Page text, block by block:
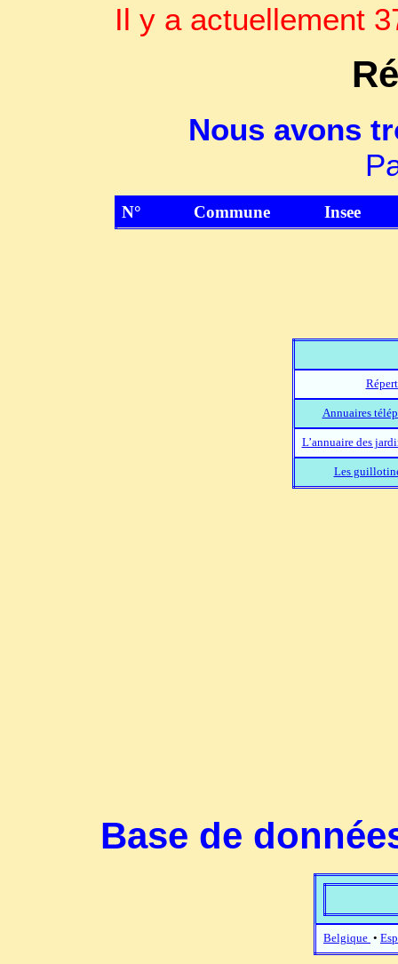
Il y a actuellement
Nous avons
N° Commune Insee
Annuaires
L’annuaire des
Les
Base de
Belgique •